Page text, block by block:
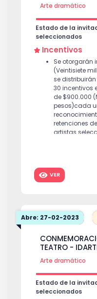
Arte dramático
Estado de la
seleccionados
Incentivos
Se otorgarán
(Veintisiete
se
30 incentivos
de $900.000
pesos)cada
retenciones
artistas
divulgación
marco de
900,000
VER
Abre: 27-02-2023
TEATRO -
Arte dramático
Estado de la
seleccionados